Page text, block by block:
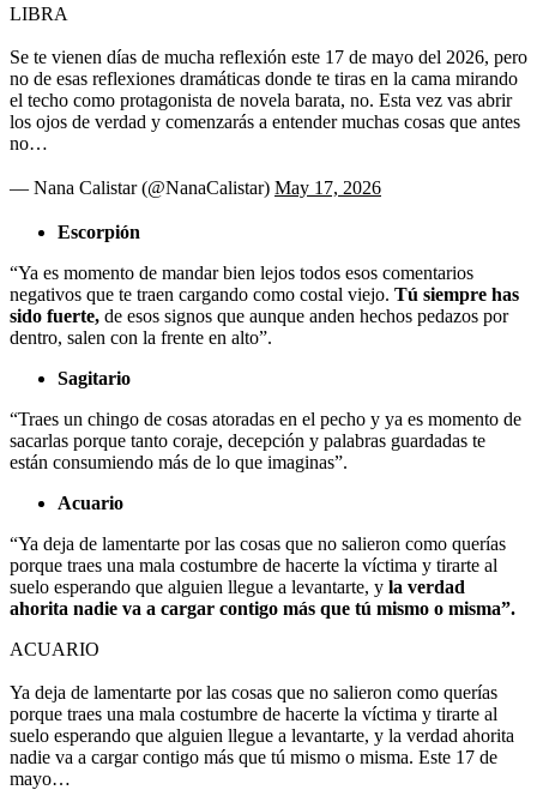
LIBRA
Se te vienen días de mucha reflexión este 17 de mayo del 2026, pero
no de esas reflexiones dramáticas donde te tiras en la cama mirando
el techo como protagonista de novela barata, no. Esta vez vas abrir
los ojos de verdad y comenzarás a entender muchas cosas que antes
no…
— Nana Calistar (@NanaCalistar) May 17, 2026
Escorpión
“Ya es momento de mandar bien lejos todos esos comentarios
negativos que te traen cargando como costal viejo. Tú siempre has
sido fuerte, de esos signos que aunque anden hechos pedazos por
dentro, salen con la frente en alto”.
Sagitario
“Traes un chingo de cosas atoradas en el pecho y ya es momento de
sacarlas porque tanto coraje, decepción y palabras guardadas te
están consumiendo más de lo que imaginas”.
Acuario
“Ya deja de lamentarte por las cosas que no salieron como querías
porque traes una mala costumbre de hacerte la víctima y tirarte al
suelo esperando que alguien llegue a levantarte, y la verdad
ahorita nadie va a cargar contigo más que tú mismo o misma”.
ACUARIO
Ya deja de lamentarte por las cosas que no salieron como querías
porque traes una mala costumbre de hacerte la víctima y tirarte al
suelo esperando que alguien llegue a levantarte, y la verdad ahorita
nadie va a cargar contigo más que tú mismo o misma. Este 17 de
mayo…